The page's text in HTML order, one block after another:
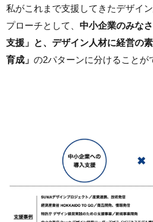
私がこれまで支援してきたデザイ
プローチとして、 中小企業のみな
支援」と、デザイン人材に経営の
育成」 の2パターンに分けることが